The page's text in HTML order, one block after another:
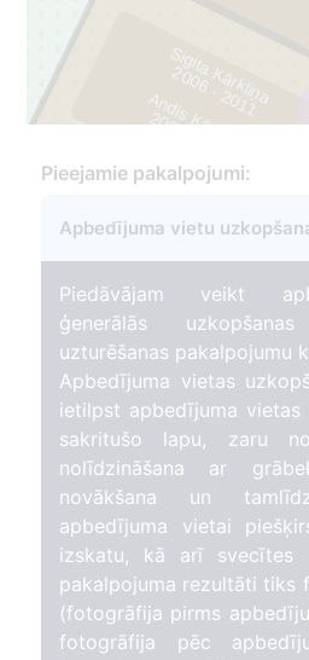
Sigita Kārkliņa
2006-201
1
Andis Kārkliņš
2008-201
1
Pieejamie pakalpojumi:
Apbedījuma vietu
Piedāvājam veikt
ģenerālās
uzturēšanas pakalpojumu
Apbedījuma vietas
ietilpst apbedījuma vietas
sakritušo lapu, zaru
nolīdzināšana ar
novākšana un
apbedījuma vietai
izskatu, kā arī svecītes
pakalpojuma rezultāti tiks
(fotogrāfija pirms
fotogrāfija pēc